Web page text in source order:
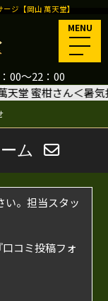
00～22：00
ジ【岡山 萬天堂】
MENU
堂 蜜柑さん＜暑気
ム
い。担当スタッ
口コミ投稿フォ